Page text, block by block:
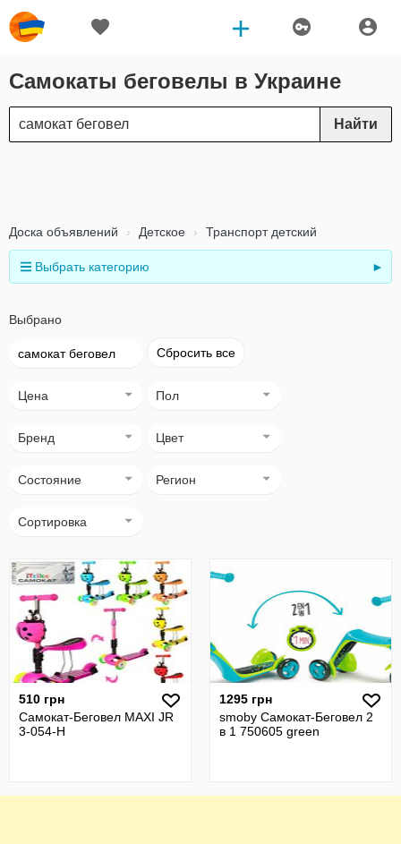
Самокаты беговелы в Украине
Найти
Доска объявлений Детское Транспорт детский
Выбрать категорию ►
Выбрано
самокат беговел Сбросить все
Цена Пол
Бренд Цвет
Состояние Регион
Сортировка
510 грн
Самокат-Беговел MAXI JR
3-054-H
1295 грн
smoby Самокат-Беговел 2
в 1 750605 green